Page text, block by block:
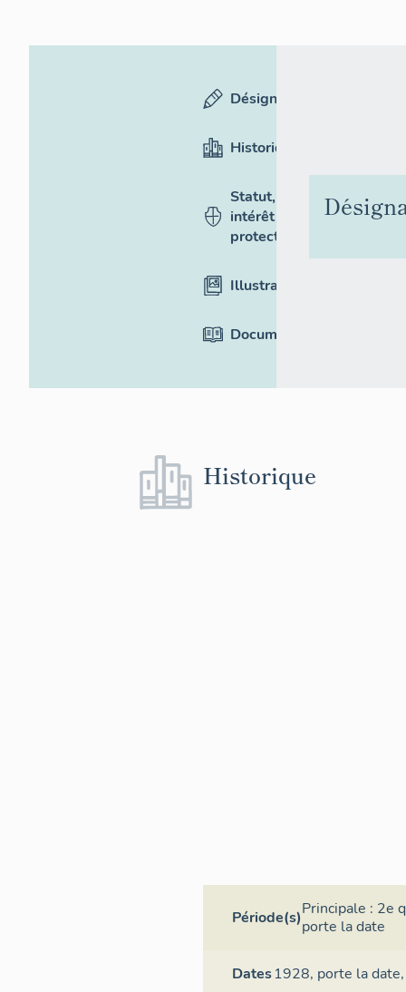
Désignation
Historique
Statut,
intérêt et
protection
Illustrations
Documentation
Historique
Période(s)Principale : 2e
porte la date
Dates1928, porte la date